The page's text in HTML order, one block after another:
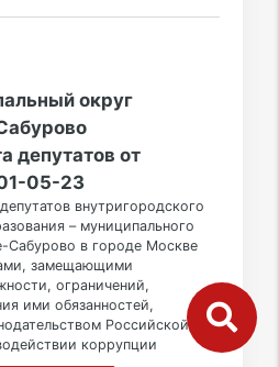
округ
депутатов от
05-23
внутригородского
– муниципального
Сабурово в городе Москве
замещающими
ограничений,
ими обязанностей,
Российской
коррупции